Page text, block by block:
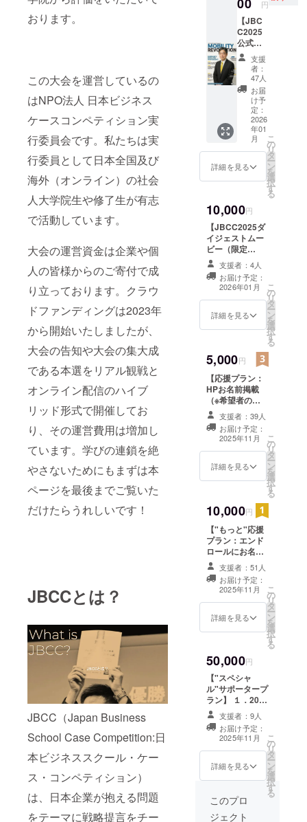
おります。
この大会を運営しているの
はNPO法人 日本ビジネス
ケースコンペティション実
行委員会です。私たちは実
行委員として日本全国及び
海外（オンライン）の社会
人大学院生や修了生が有志
で活動しています。
大会の運営資金は企業や個
人の皆様からのご寄付で成
り立っております。クラウ
ドファンディングは2023年
から開始いたしましたが、
大会の告知や大会の集大成
である本選をリアル観戦と
オンライン配信のハイブ
リッド形式で開催してお
り、その運営費用は増加し
ています。学びの連鎖を絶
やさないためにもまずは本
ページを最後までご覧いた
だけたらうれしいです！
JBCCとは？
JBCC（Japan Business
School Case Competition:日
本ビジネススクール・ケー
ス・コンペティション）
は、日本企業が抱える問題
をテーマに戦略提言をチー
学びの場と
して、持続
可能な大会
づくりを目
指していま
す。
円
【JBC
C2025
公式記
念パン
フレッ
ト（非
売品/支
援者限
定）】
JBCC2
025の課
題ケー
ス「菜
の花運
輸」の
世界観
会の記
録をま
とめた
本リ
ターン
限定の
公式記
念誌で
す。 本
市場に
は出回
「参加
者・関
係者の
ための
記念
品」と
して制
作して
いま
す。
ケース
に登場
する人
や物語
の背景
など、
大会期
間中に
は語り
尽くせ
なかっ
た“菜の
花運輸
の世
界“を収
録。ま
戦を繰
り広げ
たファ
イナリ
ストた
ちの軌
跡や当
日の熱
気を、
講評と
ともに
りま
す。
支援
者：
47人
お届
け予
定：
2026
年01
月
詳細を見る
こ
の
リ
タ
ー
ン
を
選
択
す
る
10,000円
【JBCC2025ダ
イジェストムー
ビー（限定
版）】​
JBCC2025を支
えてくださる皆
さまへ、特別編
集のムービーを
お届けします。
姿、そして大会
をつくり上げ
た“人”の想
い…。 大会の熱
がそのまま伝わ
る、支援者限定
の映像パッケー
ジです。 ​ ■こん
な人におすすめ
より深く知りた
い方 ・大会制作
みたい方 ・学生
実行委員のリア
ルな取り組みに
触れたい方 ・
JBCCを応援し
てくださるすべ
ての方へ ​ 数量：
動画データ(mp4
形式) 提供方法：
メールにて送付​
提供時期：2026
年1月​ 注意事
項：ご提供した
ショート版を来
年度のJBCC活
動に使用する可
能性がありま
す。フルverは本
リターンのみで
のご提供になり
ます。​
支援者：4人
お届け予定：
2026年01月
詳細を見る
こ
の
リ
タ
ー
ン
を
選
択
す
る
5,000円
【応援プラン：
HPお名前掲載
（※希望者の
み）】 １．2025
年度のJBCC公
式Webサイト
（HP：ホーム
ページ）にて、
支援者様のお名
・掲載期間：
2025年11月上旬
以降にJBCC公
式Webサイトに
て掲載予定。
（翌年からは過
去大会ページに
集約されます）
・掲載方法：文
事項：希望者は
支援時、必ず備
前」をご記入く
ださい。掲載不
要の方は「掲載
不要」とご記入
ください。 ２．
感謝の気持ちを
込めて、
JBCC2025実行
委員会よりお礼
のメッセージを
お送りします。
３．大会終了後
は、JBCC2025
活動報告書
(PDF)の送付を
支援者：39人
お届け予定：
2025年11月
詳細を見る
こ
の
リ
タ
ー
ン
を
選
択
す
る
10,000円
【"もっと"応援
プラン：エンド
ロールにお名前
掲載】 １．2025
年度の本選のエ
ンドロール(会場
とLIVE配信)、及
び、JBCC公式
Webサイト
を掲載させてい
ただきます。 ・
掲載期間：本選
当日及び、2025
年11月以降に
JBCC公式Web
サイトにて掲載
予定。（翌年か
らは過去大会
ページに集約さ
れます） ・掲載
方法：文字の
み。大会クロー
ジング時に本選
会場にてスライ
支援者：51人
お届け予定：
2025年11月
詳細を見る
こ
の
リ
タ
ー
ン
を
選
択
す
る
50,000円
【"スペシャ
ル"サポータープ
ラン】 １．2025
年度の本選のエ
ンドロール(会場
とLIVE配信)、及
び、JBCC公式
Webサイトにて
支援者様のお名
（ロゴ等の掲載
可能） ・掲載期
支援者：9人
お届け予定：
2025年11月
詳細を見る
こ
の
リ
タ
ー
ン
を
選
択
す
る
このプロ
ジェクト